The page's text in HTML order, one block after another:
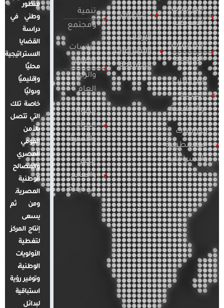
الدراسات
الأمريكية
الدراسات
الأوروبية
الدراسات
العربية
والإقليمية
الدراسات
الفلسطينية
والإسرائيلية
التطرف
الإرهاب
والصراعات
المسلحة
تنمية
ومجتمع
دراسات
الإعلام
والرأي
العام
قضايا
المرأة
والأسرة
مصر
والعالم
في أرقام
منظور
وطني في
دراسة
القضايا
الاستراتيجية
محليًا
وإقليميًا
ودوليًا
خاصة تلك
التي تتصل
بالأمن
القومي
المصري
والمصالح
الوطنية
المصرية.
ومن ثم
يسعى
إنتاج المركز
لتغطية
الأولويات
الوطنية،
وتوفير رؤية
استباقية
لبدائل